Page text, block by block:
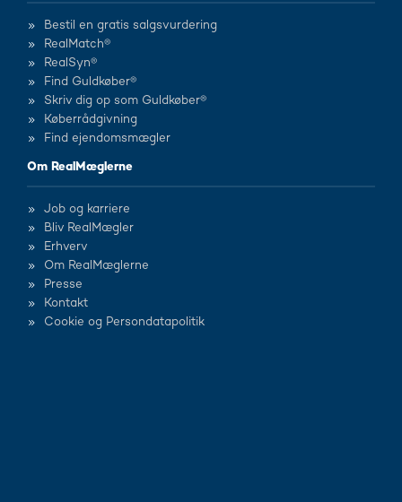
Bestil en gratis salgsvurdering
RealMatch®
RealSyn®
Find Guldkøber®
Skriv dig op som Guldkøber®
Køberrådgivning
Find ejendomsmægler
Om RealMæglerne
Job og karriere
Bliv RealMægler
Erhverv
Om RealMæglerne
Presse
Kontakt
Cookie og Persondatapolitik